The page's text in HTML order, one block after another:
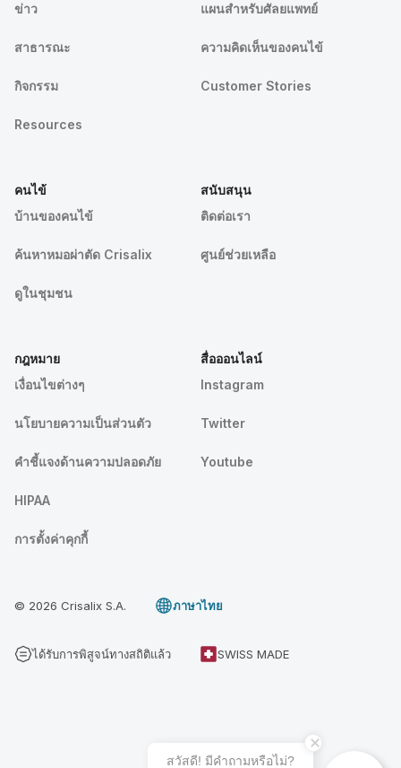
ข่าว
สาธารณะ
กิจกรรม
Resources
แผนสำหรับศัลยแพทย์
ความคิดเห็นของคนไข้
Customer Stories
คนไข้
บ้านของคนไข้
ค้นหาหมอผ่าตัด Crisalix
ดูในชุมชน
สนับสนุน
ติดต่อเรา
ศูนย์ช่วยเหลือ
กฎหมาย
เงื่อนไขต่างๆ
นโยบายความเป็นส่วนตัว
คําชี้แจงด้านความปลอดภัย
HIPAA
การตั้งค่าคุกกี้
สื่อออนไลน์
Instagram
Twitter
Youtube
© 2026 Crisalix S.A. ภาษาไทย
ได้รับการพิสูจน์ทางสถิติแล้ว SWISS MADE
สวัสดี! มีคําถามหรือไม่?